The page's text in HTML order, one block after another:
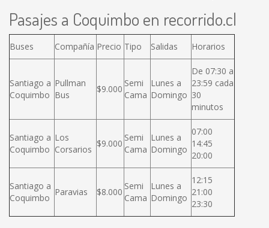
Pasajes a Coquimbo en recorrido.cl
Buses Compañía Precio Tipo Salidas Horarios
Santiago a
Coquimbo
Pullman
Bus
$9.000
Semi
Cama
Lunes a
Domingo
De 07:30 a
23:59 cada
30
minutos
Santiago a
Coquimbo
Los
Corsarios
$9.000
Semi
Cama
Lunes a
Domingo
07:00
14:45
20:00
Santiago a
Coquimbo
Paravias $8.000
Semi
Cama
Lunes a
Domingo
12:15
21:00
23:30